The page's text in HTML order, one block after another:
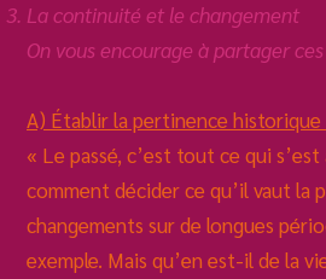
La continuité et le changement
On vous encourage à partager
A) Établir la pertinence historique
« Le passé, c’est tout ce qui
comment décider ce qu’il vaut la
changements sur de longues
exemple. Mais qu’en est-il de la